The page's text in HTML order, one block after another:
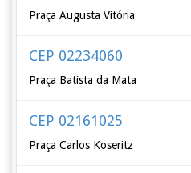
Praça Augusta Vitória
CEP 02234060
Praça Batista da Mata
CEP 02161025
Praça Carlos Koseritz